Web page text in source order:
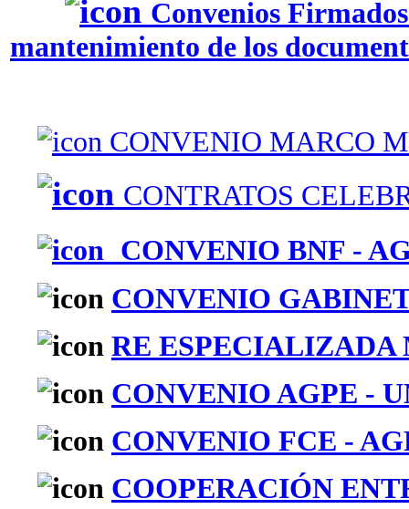
Convenios
mantenimiento de los
CONVENIO MARCO
CONTRATOS
CONVENIO BNF -
CONVENIO
RE ESPECIALIZADA
CONVENIO AGPE -
CONVENIO FCE -
COOPERACIÓN